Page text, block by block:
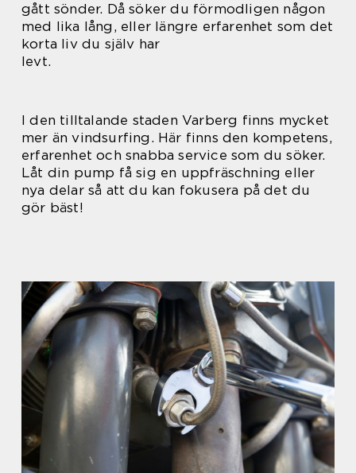
gått sönder. Då söker du förmodligen någon
med lika lång, eller längre erfarenhet som det
korta liv du själv har
levt.
I den tilltalande staden Varberg finns mycket
mer än vindsurfing. Här finns den kompetens,
erfarenhet och snabba service som du söker.
Låt din pump få sig en uppfräschning eller
nya delar så att du kan fokusera på det du
gör bäst!